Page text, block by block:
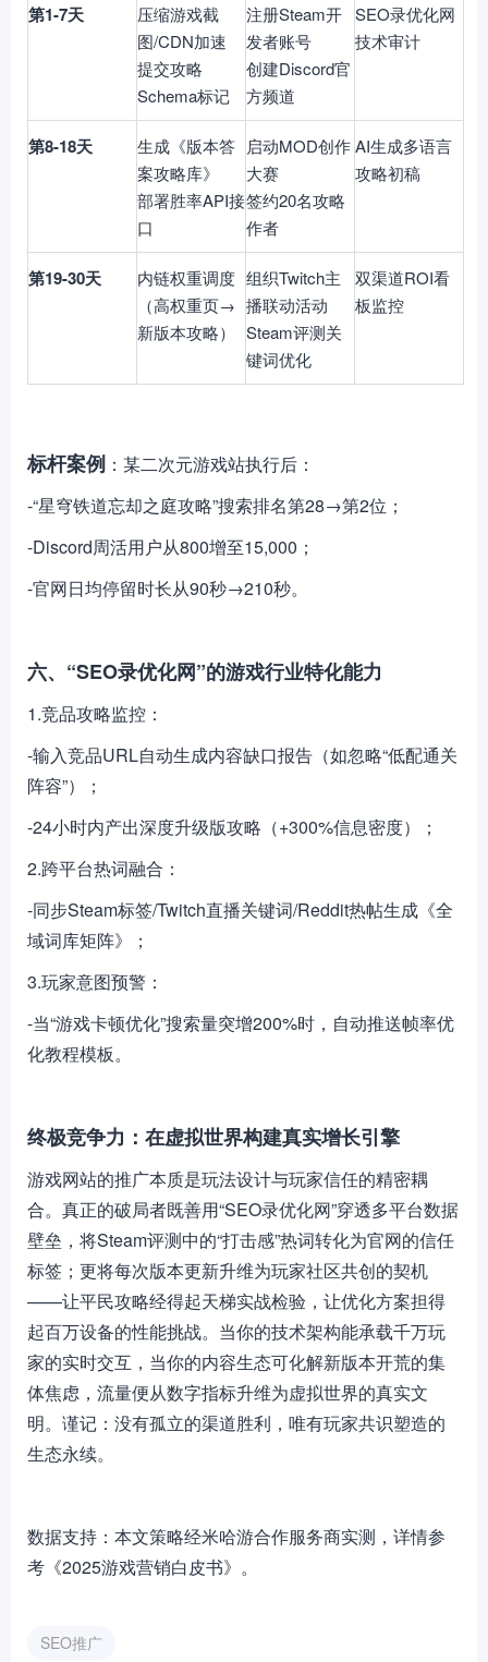
第1-7天
压缩游戏截
图/CDN加速
提交攻略
Schema标记
注册Steam开
发者账号
创建Discord官
方频道
SEO录优化网
技术审计
第8-18天
生成《版本答
案攻略库》
部署胜率API接
口
启动MOD创作
大赛
签约20名攻略
作者
AI生成多语言
攻略初稿
第19-30天
内链权重调度
（高权重页→
新版本攻略）
组织Twitch主
播联动活动
Steam评测关
键词优化
双渠道ROI看
板监控
标杆案例 ：某二次元游戏站执行后：
-“星穹铁道忘却之庭攻略”搜索排名第28→第2位；
-Discord周活用户从800增至15,000；
-官网日均停留时长从90秒→210秒。
六、“SEO录优化网”的游戏行业特化能力
1.竞品攻略监控：
-输入竞品URL自动生成内容缺口报告（如忽略“低配通关
阵容”）；
-24小时内产出深度升级版攻略（+300%信息密度）；
2.跨平台热词融合：
-同步Steam标签/Twitch直播关键词/Reddit热帖生成《全
域词库矩阵》；
3.玩家意图预警：
-当“游戏卡顿优化”搜索量突增200%时，自动推送帧率优
化教程模板。
终极竞争力：在虚拟世界构建真实增长引擎
游戏网站的推广本质是玩法设计与玩家信任的精密耦
合。真正的破局者既善用“SEO录优化网”穿透多平台数据
壁垒，将Steam评测中的“打击感”热词转化为官网的信任
标签；更将每次版本更新升维为玩家社区共创的契机
——让平民攻略经得起天梯实战检验，让优化方案担得
起百万设备的性能挑战。当你的技术架构能承载千万玩
家的实时交互，当你的内容生态可化解新版本开荒的集
体焦虑，流量便从数字指标升维为虚拟世界的真实文
明。谨记：没有孤立的渠道胜利，唯有玩家共识塑造的
生态永续。
数据支持：本文策略经米哈游合作服务商实测，详情参
考《2025游戏营销白皮书》。
SEO推广